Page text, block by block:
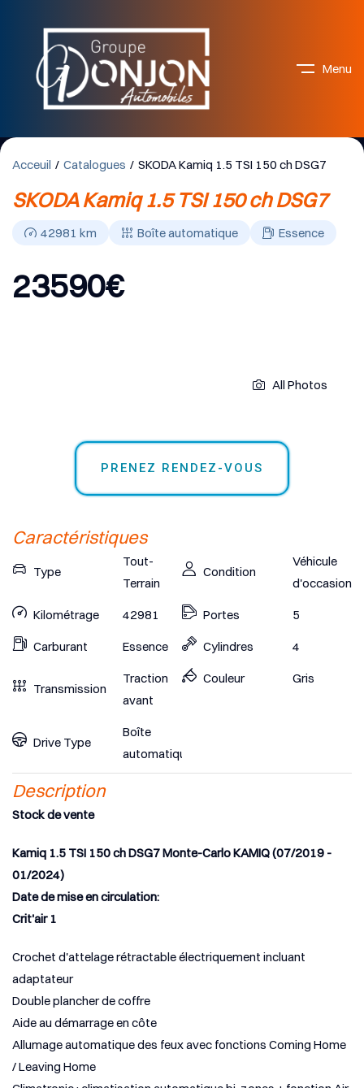
Menu
Acceuil Catalogues SKODA Kamiq 1.5 TSI 150 ch DSG7
SKODA Kamiq 1.5 TSI 150 ch DSG7
42981 km Boîte automatique Essence
23590€
All Photos
PRENEZ RENDEZ-VOUS
Caractéristiques
Type
Tout-
Terrain
Kilométrage 42981
Carburant Essence
Transmission
Traction
avant
Drive Type
Boîte
automatique
Condition
Véhicule
d'occasion
Portes 5
Cylindres 4
Couleur Gris
Description
Stock de vente
Kamiq 1.5 TSI 150 ch DSG7 Monte-Carlo KAMIQ (07/2019 -
01/2024)
Date de mise en circulation:
Crit'air 1
Crochet d'attelage rétractable électriquement incluant
adaptateur
Double plancher de coffre
Aide au démarrage en côte
Allumage automatique des feux avec fonctions Coming Home
/ Leaving Home